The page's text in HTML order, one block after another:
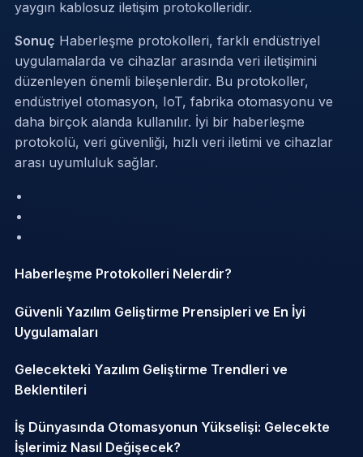
yaygın kablosuz iletişim protokolleridir.
Sonuç Haberleşme protokolleri, farklı endüstriyel
uygulamalarda ve cihazlar arasında veri iletişimini
düzenleyen önemli bileşenlerdir. Bu protokoller,
endüstriyel otomasyon, IoT, fabrika otomasyonu ve
daha birçok alanda kullanılır. İyi bir haberleşme
protokolü, veri güvenliği, hızlı veri iletimi ve cihazlar
arası uyumluluk sağlar.
Haberleşme Protokolleri Nelerdir?
Güvenli Yazılım Geliştirme Prensipleri ve En İyi
Uygulamaları
Gelecekteki Yazılım Geliştirme Trendleri ve
Beklentileri
İş Dünyasında Otomasyonun Yükselişi: Gelecekte
İşlerimiz Nasıl Değişecek?